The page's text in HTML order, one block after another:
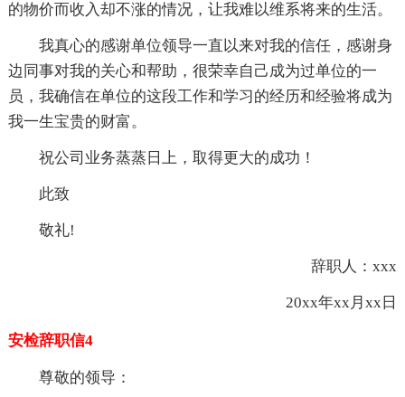
的物价而收入却不涨的情况，让我难以维系将来的生活。
我真心的感谢单位领导一直以来对我的信任，感谢身
边同事对我的关心和帮助，很荣幸自己成为过单位的一
员，我确信在单位的这段工作和学习的经历和经验将成为
我一生宝贵的财富。
祝公司业务蒸蒸日上，取得更大的成功！
此致
敬礼!
辞职人：xxx
20xx年xx月xx日
安检辞职信4
尊敬的领导：